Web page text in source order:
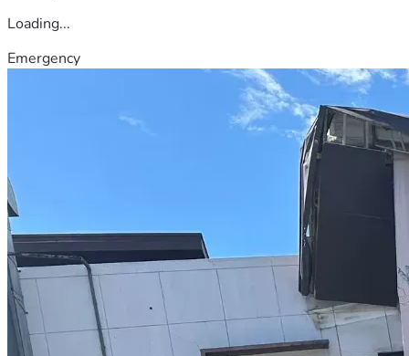
Loading...
Emergency